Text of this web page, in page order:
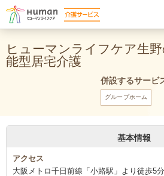
ヒューマンライフケア生
能型居宅介護
併設するサービ
グループホーム
基本情報
アクセス
大阪メトロ千日前線「小路駅」より徒歩5